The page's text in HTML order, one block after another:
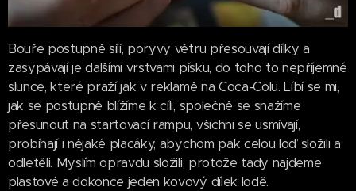
Bouře postupně sílí, poryvy větru přesouvají dílky a
zasypávají je dalšími vrstvami písku, do toho to nepříjemné
slunce, které praží jak v reklamě na Coca-Colu. Líbí se mi,
jak se postupně blížíme k cíli, společně se snažíme
přesunout na startovací rampu, všichni se usmívají,
probíhají i nějaké placáky, abychom pak celou loď složili a
odletěli. Myslím opravdu složili, protože tady najdeme
plastové a dokonce jeden kovový dílek lodě.